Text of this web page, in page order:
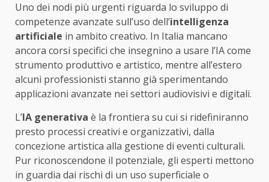
Uno dei nodi più urgenti riguarda lo sviluppo di
competenze avanzate sull’uso dell’intelligenza
artificiale in ambito creativo. In Italia mancano
ancora corsi specifici che insegnino a usare l’IA come
strumento produttivo e artistico, mentre all’estero
alcuni professionisti stanno già sperimentando
applicazioni avanzate nei settori audiovisivi e digitali.
L’IA generativa è la frontiera su cui si ridefiniranno
presto processi creativi e organizzativi, dalla
concezione artistica alla gestione di eventi culturali.
Pur riconoscendone il potenziale, gli esperti mettono
in guardia dai rischi di un uso superficiale o